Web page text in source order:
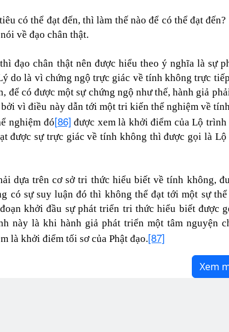
có thể đạt đến, thì làm thế nào để có thể đạt
về đạo chân thật.
đạo chân thật nên được hiểu theo ý nghĩa là sự
do là vì chứng ngộ trực giác về tính không trực
để có được một sự chứng ngộ như thế, hành giả
vì điều này dẫn tới một tri kiến thể nghiệm về
nghiệm đó[86] được xem là khởi điểm của Lộ
được sự trực giác về tính không thì được gọi là
dựa trên cơ sở tri thức hiểu biết về tính không,
có sự suy luận đó thì không thể đạt tới một sự
khởi đầu sự phát triển tri thức hiểu biết được
này là khi hành giả phát triển một tâm nguyện
là khởi điểm tối sơ của Phật đạo.[87]
Xem